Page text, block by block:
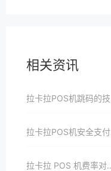
相关资讯
拉卡拉POS机跳码的技术原理
拉卡拉POS机安全支付技术全面解析
拉卡拉 POS 机费率对商户的影响